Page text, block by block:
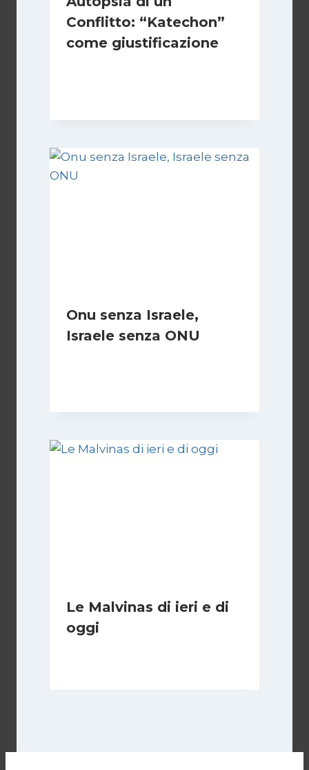
Conflitto: “Katechon”
come giustificazione
Onu senza Israele,
Israele senza ONU
Le Malvinas di ieri e di
oggi